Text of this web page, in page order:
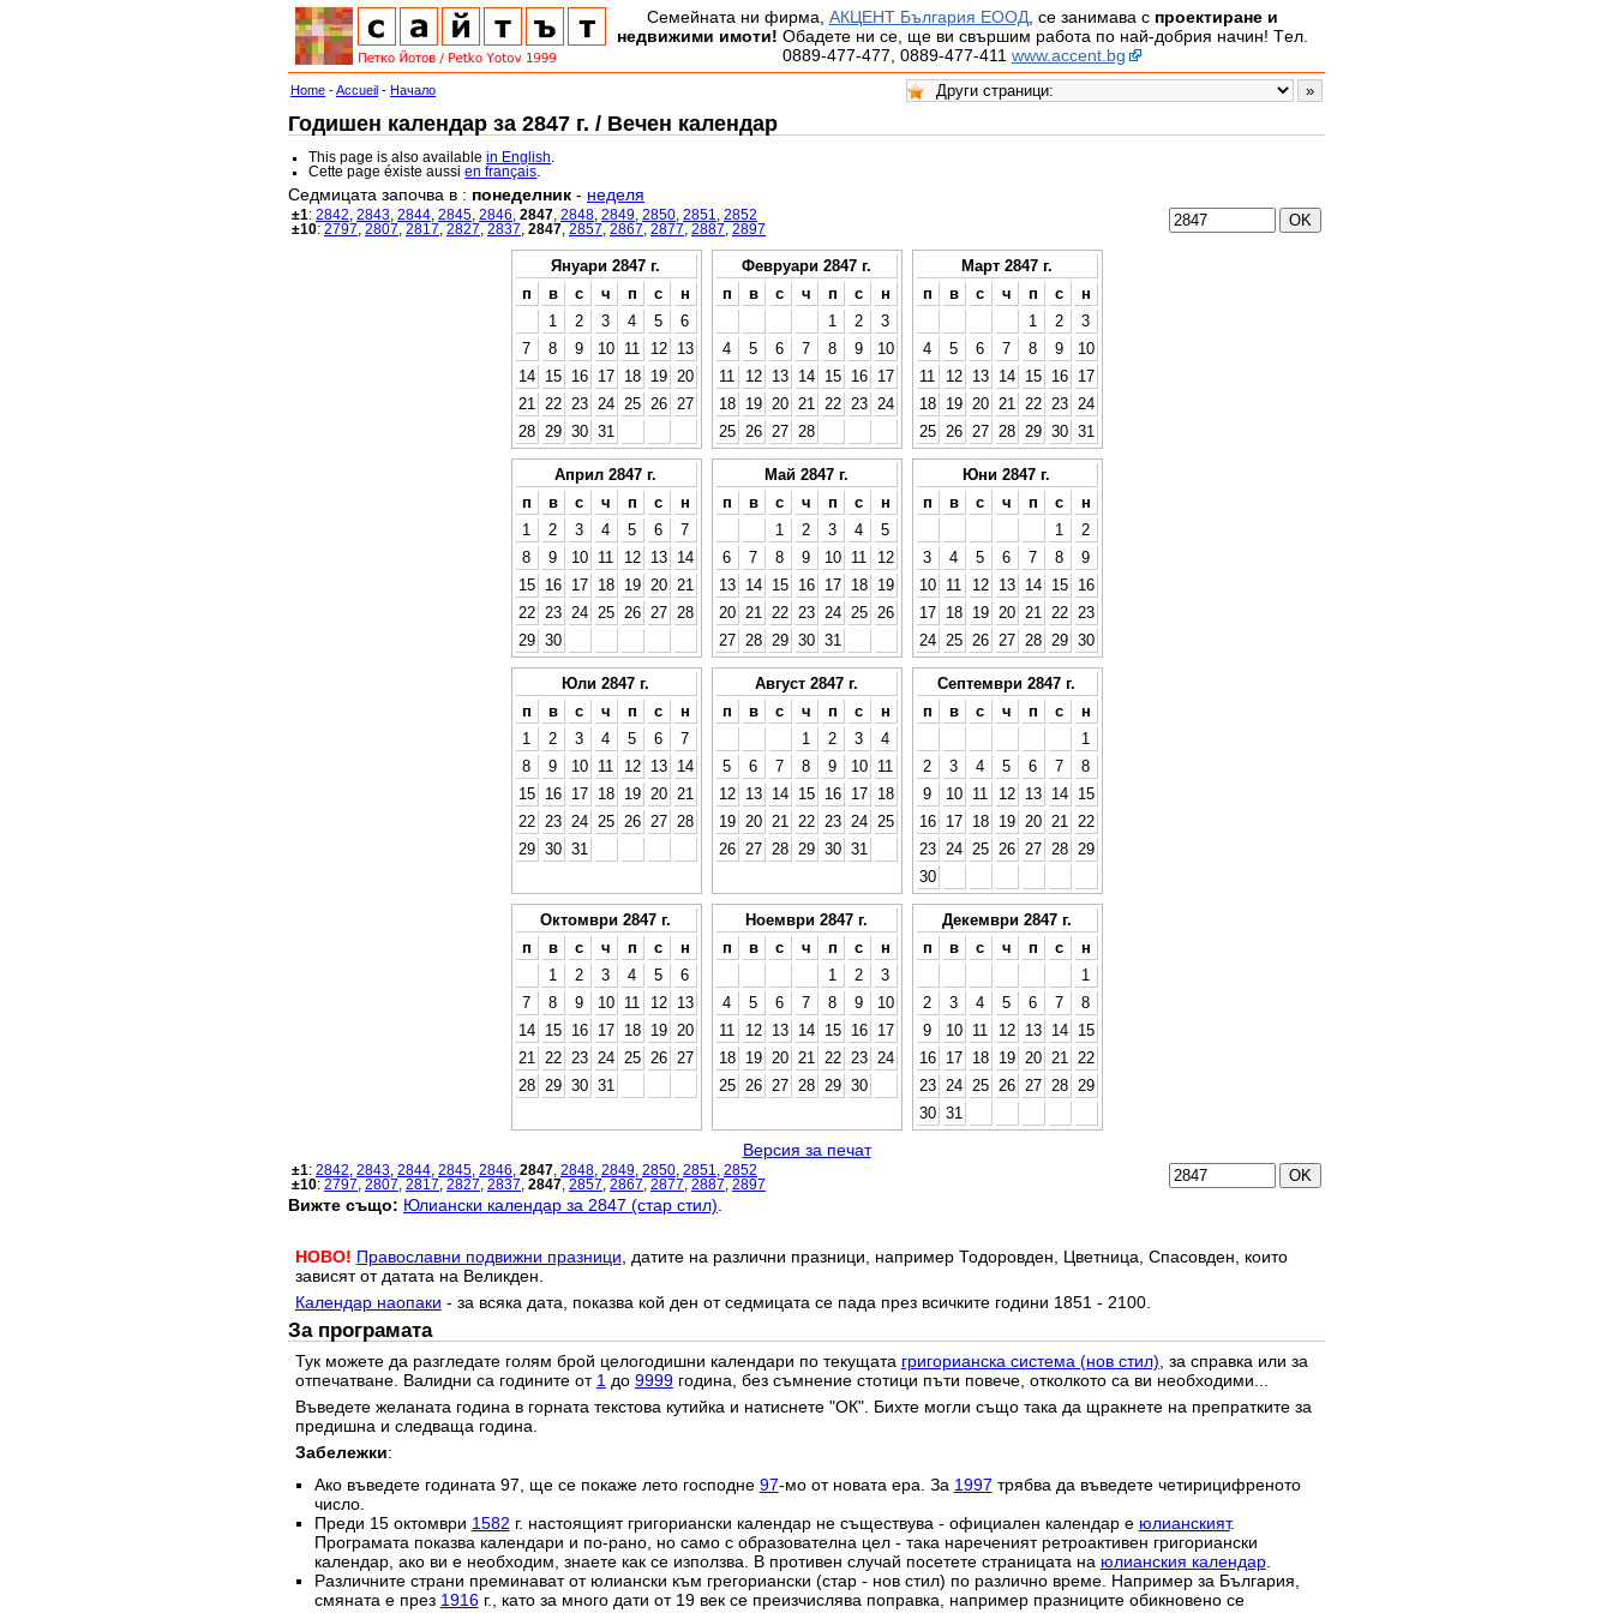
Семейната ни фирма, АКЦЕНТ България ЕООД, се занимава с проектиране и
недвижими имоти! Обадете ни се, ще ви свършим работа по най-добрия начин! Tел.
0889-477-477, 0889-477-411 www.accent.bg
Home -Accueil - Начало
Годишен календар за 2847 г. / Вечен календар
This page is also availablein English
Cette page éxiste aussien français
Седмицата започва в : понеделник - неделя
±1: 2842 2843 2844 2845 2846 2847 2848 2849 2850 2851
2852
±10: 2797 2807 2817 2827 2837 2847 2857 2867 2877 2887 2897
Януари 2847 г.
п
в с ч п с
н
1
2 3 4 5
6
7
8 9 10 11 12
13
14
15 16 17 18 19
20
21
22 23 24 25 26
27
28
29 30 31
Февруари 2847 г.
п
в с ч п с
н
1
2
3
4
5 6 7 8 9
10
11
12 13 14 15 16
17
18
19 20 21 22 23
24
25
26 27 28
Март 2847 г.
п
в с ч п с
н
1
2
3
4
5 6 7 8 9
10
11
12 13 14 15 16
17
18
19 20 21 22 23
24
25
26 27 28 29 30 31
Април 2847 г.
п
в с ч п с
н
1
2 3 4 5 6
7
8
9 10 11 12 13
14
15
16 17 18 19 20
21
22
23 24 25 26 27
28
29 30
Май 2847 г.
п
в с ч п с
н
1
2 3 4
5
6
7 8 9 10 11
12
13
14 15 16 17 18
19
20
21 22 23 24 25
26
27
28 29 30 31
Юни 2847 г.
п
в с ч п с
н
1
2
3
4 5 6 7 8
9
10
11 12 13 14 15
16
17
18 19 20 21 22
23
24
25 26 27 28 29 30
Юли 2847 г.
п
в с ч п с
н
1
2 3 4 5 6
7
8
9 10 11 12 13
14
15
16 17 18 19 20
21
22
23 24 25 26 27
28
29 30 31
Август 2847 г.
п
в с ч п с
н
1
2 3
4
5
6 7 8 9 10
11
12
13 14 15 16 17
18
19
20 21 22 23 24
25
26
27 28 29 30 31
Септември 2847 г.
п
в с ч п с
н
1
2
3 4 5 6 7
8
9
10 11 12 13 14
15
16
17 18 19 20 21
22
23
24 25 26 27 28
29
30
Октомври 2847 г.
п
в с ч п с
н
1
2 3 4 5
6
7
8 9 10 11 12
13
14
15 16 17 18 19
20
21
22 23 24 25 26
27
28
29 30 31
Ноември 2847 г.
п
в с ч п с
н
1
2
3
4
5 6 7 8 9
10
11
12 13 14 15 16
17
18
19 20 21 22 23
24
25
26 27 28 29 30
Декември 2847 г.
п
в с ч п с
н
1
2
3 4 5 6 7
8
9
10 11 12 13 14
15
16
17 18 19 20 21
22
23
24 25 26 27 28
29
30 31
Версия за печат
±1: 2842 2843 2844 2845 2846 2847 2848 2849 2850 2851
2852
±10: 2797 2807 2817 2827 2837 2847 2857 2867 2877 2887 2897
Вижте също: Юлиански календар за 2847 (стар стил)
НОВО! Православни подвижни празници , датите на различни празници, например Тодоровден, Цветница, Спасовден, които
зависят от датата на Великден.
Календар наопаки - за всяка дата, показва кой ден от седмицата се пада през всичките години 1851 - 2100.
За програмата
Тук можете да разгледате голям брой целогодишни календари по текущата григорианска система (нов стил), за справка или за
отпечатване. Валидни са годините от 1до 9999година, без съмнение стотици пъти повече, отколкото са ви необходими...
Въведете желаната година в горната текстова кутийка и натиснете "ОК". Бихте могли също така да щракнете на препратките за
предишна и следваща година.
Забележки:
Ако въведете годината 97, ще се покаже лето господне 97-мо от новата ера. За 1997 трябва да въведете четирицифреното
число.
Преди 15 октомври 1582 г. настоящият григориански календар не съществува - официален календар е юлианският.
Програмата показва календари и по-рано, но само с образователна цел - така нареченият ретроактивен григориански
календар, ако ви е необходим, знаете как се използва. В противен случай посетете страницата на юлианския календар.
Различните страни преминават от юлиански към грегориански (стар - нов стил) по различно време. Например за България,
смяната е през 1916г., като за много дати от 19 век се преизчислява поправка, например празниците обикновено се